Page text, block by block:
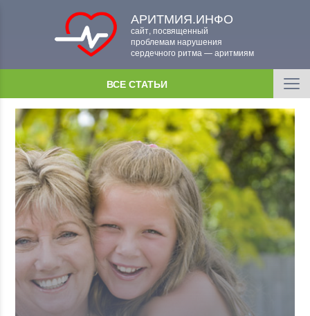
АРИТМИЯ.ИНФО
сайт, посвященный
проблемам нарушения
сердечного ритма — аритмиям
ВСЕ СТАТЬИ